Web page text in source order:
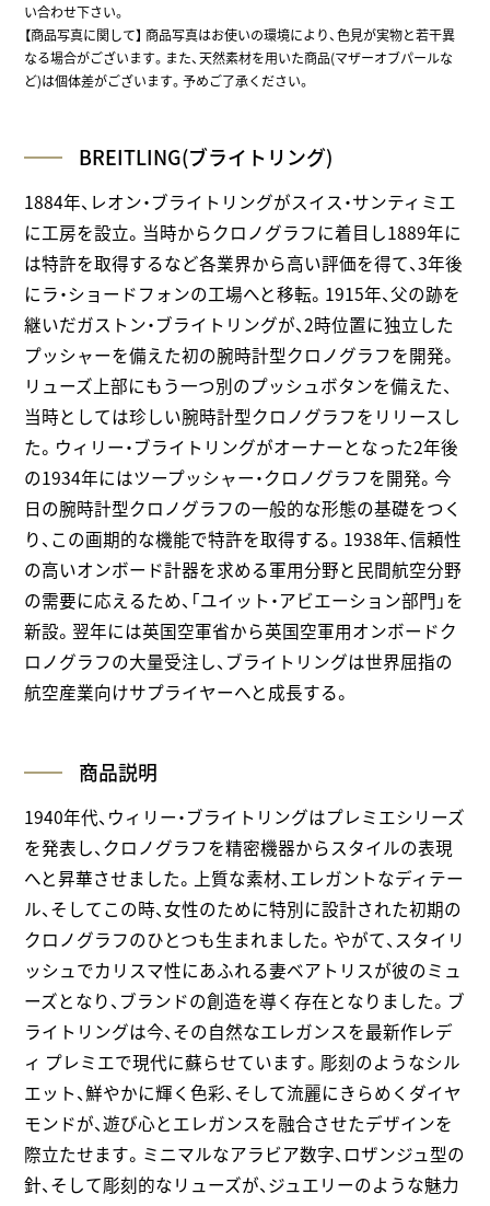
い合わせ下さい。
【商品写真に関して】 商品写真はお使いの環境により、色見が実物と若干異
なる場合がございます。また、天然素材を用いた商品(マザーオブパールな
ど)は個体差がございます。予めご了承ください。
BREITLING(ブライトリング)
1884年、レオン・ブライトリングがスイス・サンティミエ
に工房を設立。当時からクロノグラフに着目し1889年に
は特許を取得するなど各業界から高い評価を得て、3年後
にラ・ショードフォンの工場へと移転。1915年、父の跡を
継いだガストン・ブライトリングが、2時位置に独立した
プッシャーを備えた初の腕時計型クロノグラフを開発。
リューズ上部にもう一つ別のプッシュボタンを備えた、
当時としては珍しい腕時計型クロノグラフをリリースし
た。ウィリー・ブライトリングがオーナーとなった2年後
の1934年にはツープッシャー・クロノグラフを開発。今
日の腕時計型クロノグラフの一般的な形態の基礎をつく
り、この画期的な機能で特許を取得する。1938年、信頼性
の高いオンボード計器を求める軍用分野と民間航空分野
の需要に応えるため、「ユイット・アビエーション部門」を
新設。翌年には英国空軍省から英国空軍用オンボードク
ロノグラフの大量受注し、ブライトリングは世界屈指の
航空産業向けサプライヤーへと成長する。
商品説明
1940年代、ウィリー・ブライトリングはプレミエシリーズ
を発表し、クロノグラフを精密機器からスタイルの表現
へと昇華させました。上質な素材、エレガントなディテー
ル、そしてこの時、女性のために特別に設計された初期の
クロノグラフのひとつも生まれました。やがて、スタイリ
ッシュでカリスマ性にあふれる妻ベアトリスが彼のミュ
ーズとなり、ブランドの創造を導く存在となりました。ブ
ライトリングは今、その自然なエレガンスを最新作レデ
ィ プレミエで現代に蘇らせています。彫刻のようなシル
エット、鮮やかに輝く色彩、そして流麗にきらめくダイヤ
モンドが、遊び心とエレガンスを融合させたデザインを
際立たせます。ミニマルなアラビア数字、ロザンジュ型の
針、そして彫刻的なリューズが、ジュエリーのような魅力